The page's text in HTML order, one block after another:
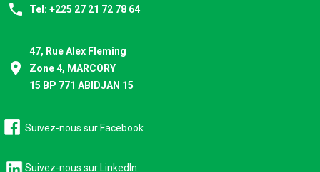
phone Tel: +225 27 21 72 78 64
place
47, Rue Alex Fleming
Zone 4, MARCORY
15 BP 771 ABIDJAN 15
Suivez-nous sur Facebook
Suivez-nous sur LinkedIn